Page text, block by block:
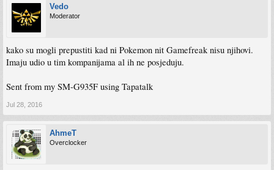
Vedo
Moderator
kako su mogli prepustiti kad ni Pokemon nit Gamefreak nisu njihovi.
Imaju udio u tim kompanijama al ih ne posjeduju.
Sent from my SM-G935F using Tapatalk
Jul 28, 2016
AhmeT
Overclocker